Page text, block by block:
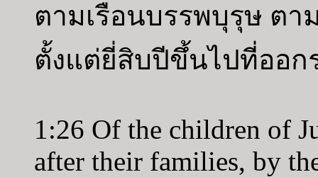
ตามเรือนบรรพบุรุษ ต
ตั้งแต่ยี่สิบปีขึ้นไปที่ออก
1:26 Of the children of
after their families, by